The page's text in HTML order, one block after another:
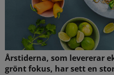
Årstiderna, som levererar
grönt fokus, har sett en